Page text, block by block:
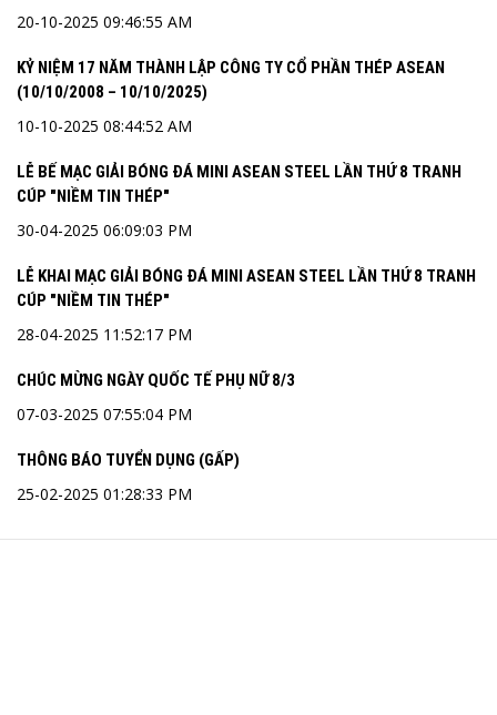
20-10-2025 09:46:55 AM
KỶ NIỆM 17 NĂM THÀNH LẬP CÔNG TY CỔ PHẦN THÉP ASEAN
(10/10/2008 – 10/10/2025)
10-10-2025 08:44:52 AM
LỄ BẾ MẠC GIẢI BÓNG ĐÁ MINI ASEAN STEEL LẦN THỨ 8 TRANH
CÚP "NIỀM TIN THÉP"
30-04-2025 06:09:03 PM
LỄ KHAI MẠC GIẢI BÓNG ĐÁ MINI ASEAN STEEL LẦN THỨ 8 TRANH
CÚP "NIỀM TIN THÉP"
28-04-2025 11:52:17 PM
CHÚC MỪNG NGÀY QUỐC TẾ PHỤ NỮ 8/3
07-03-2025 07:55:04 PM
THÔNG BÁO TUYỂN DỤNG (GẤP)
25-02-2025 01:28:33 PM